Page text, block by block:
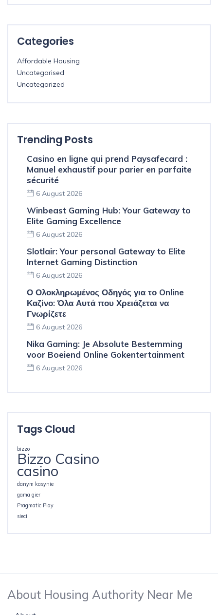
Categories
Affordable Housing
Uncategorised
Uncategorized
Trending Posts
Casino en ligne qui prend Paysafecard :
Manuel exhaustif pour parier en parfaite
sécurité
6 August 2026
Winbeast Gaming Hub: Your Gateway to
Elite Gaming Excellence
6 August 2026
Slotlair: Your personal Gateway to Elite
Internet Gaming Distinction
6 August 2026
Ο Ολοκληρωμένος Οδηγός για το Online
Καζίνο: Όλα Αυτά που Χρειάζεται να
Γνωρίζετε
6 August 2026
Nika Gaming: Je Absolute Bestemming
voor Boeiend Online Gokentertainment
6 August 2026
Tags Cloud
bizzo
Bizzo Casino
casino
danym kasynie
gama gier
Pragmatic Play
sieci
About Housing Authority Near Me